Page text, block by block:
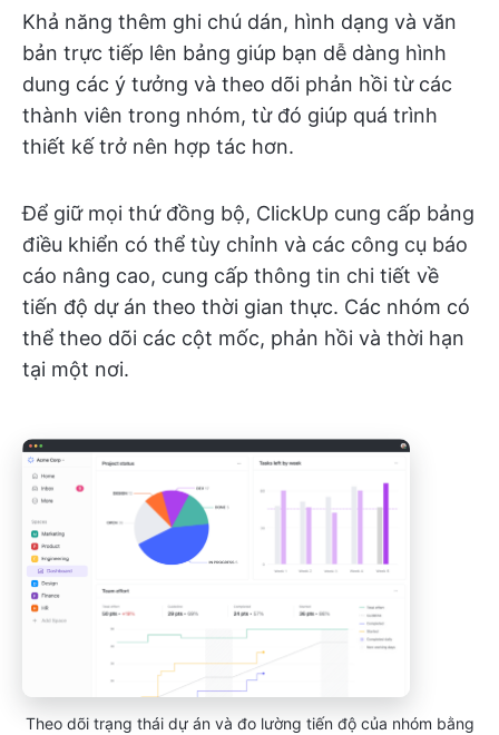
Khả năng thêm ghi chú dán, hình dạng và văn
bản trực tiếp lên bảng giúp bạn dễ dàng hình
dung các ý tưởng và theo dõi phản hồi từ các
thành viên trong nhóm, từ đó giúp quá trình
thiết kế trở nên hợp tác hơn.
Để giữ mọi thứ đồng bộ, ClickUp cung cấp bảng
điều khiển có thể tùy chỉnh và các công cụ báo
cáo nâng cao, cung cấp thông tin chi tiết về
tiến độ dự án theo thời gian thực. Các nhóm có
thể theo dõi các cột mốc, phản hồi và thời hạn
tại một nơi.
Theo dõi trạng thái dự án và đo lường tiến độ của nhóm bằng